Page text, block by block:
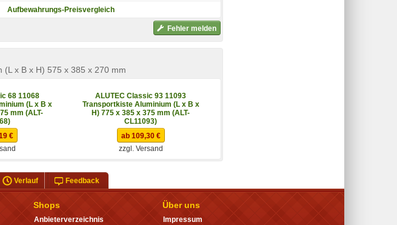
Aufbewahrungs-Preisvergleich
Fehler melden
(L x B x H) 575 x 385 x 270 mm
68 11068
(L x B x
mm (ALT-
ALUTEC Classic 93 11093
Transportkiste Aluminium (L x B x
H) 775 x 385 x 375 mm (ALT-
CL11093)
€
ab 109,30 €
zzgl. Versand
Verlauf Feedback
Shops
Anbieterverzeichnis
Über uns
Impressum